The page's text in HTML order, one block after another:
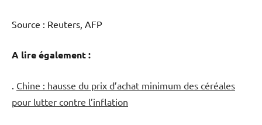
Source : Reuters, AFP
A lire également :
Chine : hausse du prix d’achat minimum des céréales
pour lutter contre l’inflation